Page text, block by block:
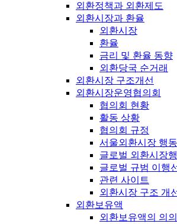
외환정책과 외환제도
외환시장과 환율
외환시장
환율
금리 및 환율 동향
외환당국 순거래
외환시장 구조개선
외환시장운영협의회
협의회 현황
활동 상황
협의회 규정
서울외환시장 행
글로벌 외환시장
글로벌 규범 이행
관련 사이트
외환시장 구조 개
외환보유액
외환보유액의 의의